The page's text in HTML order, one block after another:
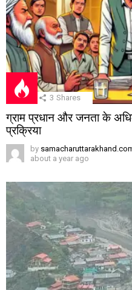
3 Shares
ग्राम प्रधान और जनता के
प्रक्रिया
by
about a year ago